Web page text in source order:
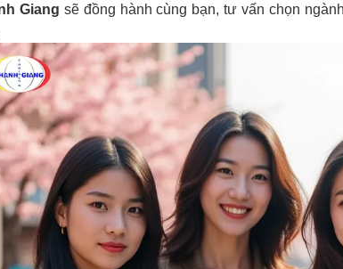
Giang sẽ đồng hành cùng bạn, tư vấn chọn